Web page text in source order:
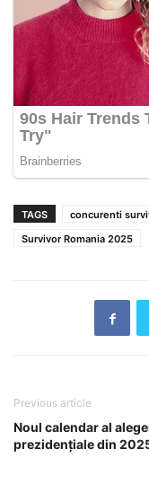
TAGS concurenti
Survivor Romania 2025
Previous article
Noul calendar al
prezidențiale din